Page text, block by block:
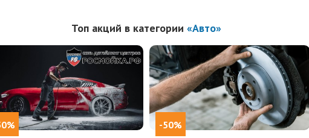
Топ акций в категории «Авто»
-50%